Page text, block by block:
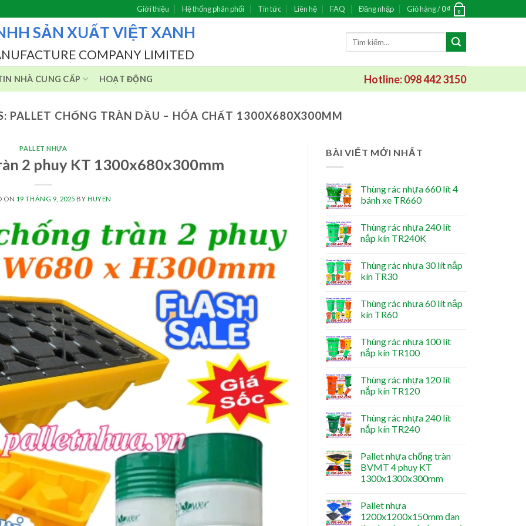
Giới thiệu Hệ thống phân phối Tin tức Liên hệ FAQ Đăng nhập Giỏ hàng /0₫ 0
SẢN XUẤT VIỆT XANH
COMPANY LIMITED
NHÀ CUNG CẤP HOẠT ĐỘNG Hotline: 098 442 3150
PALLET CHỐNG TRÀN DẦU – HÓA CHẤT 1300X680X300MM
PALLET NHỰA
2 phuy KT 1300x680x300mm
ON 19 THÁNG 9, 2025 BY HUYEN
BÀI VIẾT MỚI NHẤT
Thùng rác nhựa 660 lít 4
bánh xe TR660
Thùng rác nhựa 240 lít
nắp kín TR240K
Thùng rác nhựa 30 lít nắp
kín TR30
Thùng rác nhựa 60 lít nắp
kín TR60
Thùng rác nhựa 100 lít
nắp kín TR100
Thùng rác nhựa 120 lít
nắp kín TR120
Thùng rác nhựa 240 lít
nắp kín TR240
Pallet nhựa chống tràn
BVMT 4 phuy KT
1300x1300x300mm
Pallet nhựa
1200x1200x150mm đan